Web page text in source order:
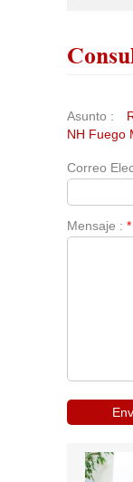
Asunto :
NH Fuego
Correo
Mensaje : *